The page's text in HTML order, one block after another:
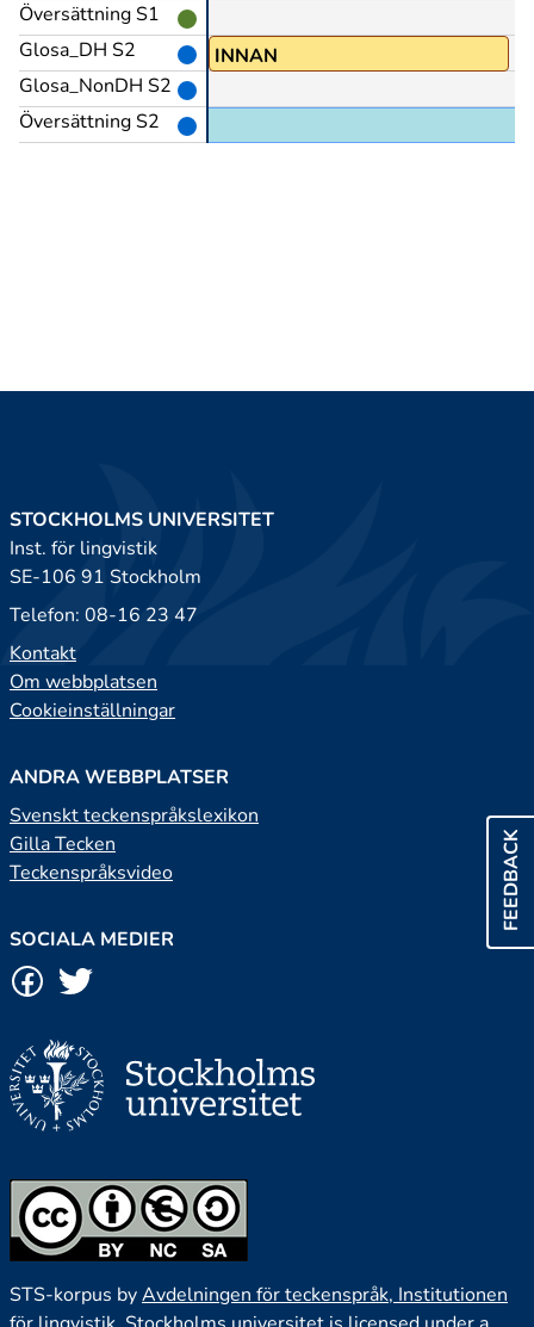
Översättning S1
Glosa_DH S2
Glosa_NonDH S2
Översättning S2
INNAN
FEEDBACK
STOCKHOLMS UNIVERSITET
Inst. för lingvistik
SE-106 91 Stockholm
Telefon: 08-16 23 47
Kontakt
Om webbplatsen
Cookieinställningar
ANDRA WEBBPLATSER
Svenskt teckenspråkslexikon
Gilla Tecken
Teckenspråksvideo
SOCIALA MEDIER
STS-korpus byAvdelningen för teckenspråk, Institutionen